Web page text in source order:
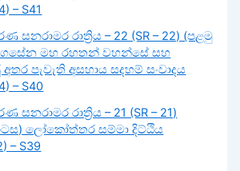
– S41
සනරාමර රාත්‍රිය – 22 (SR – 22) (පළමු
මහ රහතන් වහන්සේ සහ
පැවැති අසහාය සදහම් සංවාදය
– S40
රාත්‍රිය – 21 (SR – 21)
ලෝකෝත්තර සම්මා දිට්ඨිය
– S39